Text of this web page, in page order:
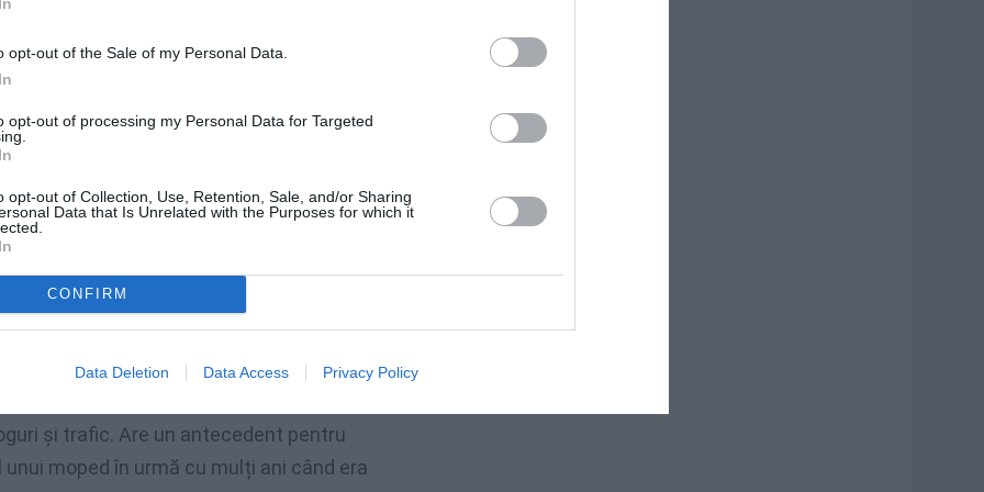
opt-out of the Sale of my Personal Data.
opt-out of processing my Personal Data for Targeted
opt-out of Collection, Use, Retention, Sale, and/or Sharing
Data that Is Unrelated with the Purposes for which it
CONFIRM
Data Deletion Data Access Privacy Policy
multe ori de carabinierii Unității de
crima. Și a povestit de certurile cu
amenințări, de Mihai care se temea din
a plâns disperată pentru că în inima ei
ei, care a avut loc pe 8 martie, poate să
femeii: familia mea ruinată.”.
examinate de anchetatori care, însă,
feroce de comitere.
de droguri
și trafic. Are un antecedent pentru
moped în urmă cu mulți ani când era